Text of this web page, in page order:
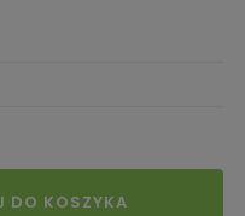
DO KOSZYKA